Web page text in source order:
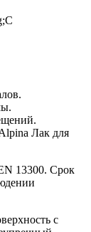
Лак для
13300. Срок
с